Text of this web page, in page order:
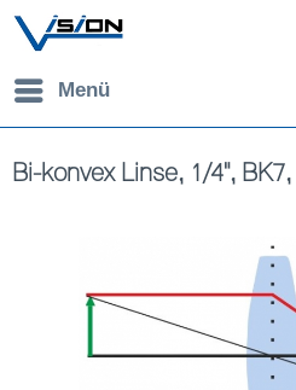
Menü
Bi-konvex Linse, 1/4",